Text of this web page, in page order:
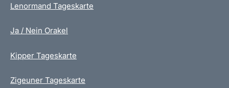
Lenormand Tageskarte
Ja / Nein Orakel
Kipper Tageskarte
Zigeuner Tageskarte